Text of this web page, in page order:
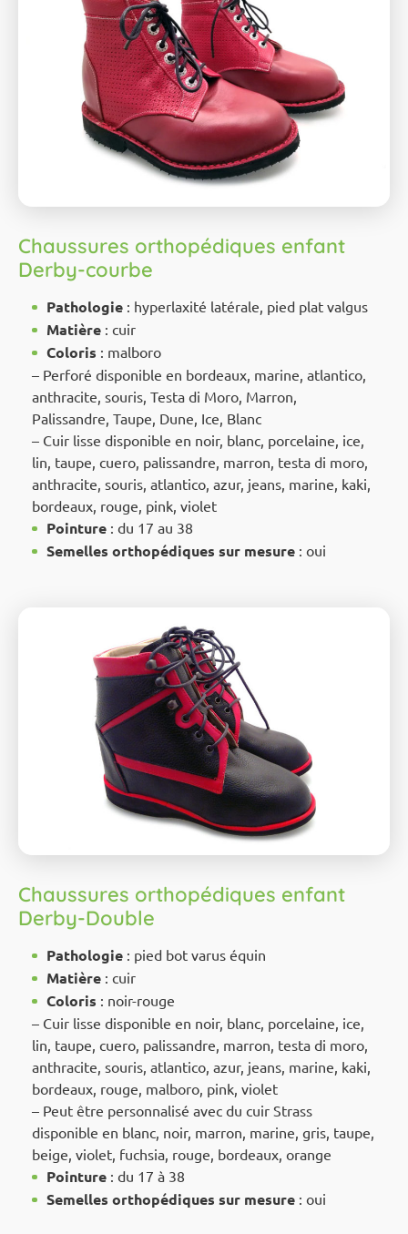
Chaussures orthopédiques enfant
Derby-courbe
Pathologie : hyperlaxité latérale, pied plat valgus
Matière : cuir
Coloris : malboro
– Perforé disponible en bordeaux, marine, atlantico,
anthracite, souris, Testa di Moro, Marron,
Palissandre, Taupe, Dune, Ice, Blanc
– Cuir lisse disponible en noir, blanc, porcelaine, ice,
lin, taupe, cuero, palissandre, marron, testa di moro,
anthracite, souris, atlantico, azur, jeans, marine, kaki,
bordeaux, rouge, pink, violet
Pointure : du 17 au 38
Semelles orthopédiques sur mesure : oui
Chaussures orthopédiques enfant
Derby-Double
Pathologie : pied bot varus équin
Matière : cuir
Coloris : noir-rouge
– Cuir lisse disponible en noir, blanc, porcelaine, ice,
lin, taupe, cuero, palissandre, marron, testa di moro,
anthracite, souris, atlantico, azur, jeans, marine, kaki,
bordeaux, rouge, malboro, pink, violet
– Peut être personnalisé avec du cuir Strass
disponible en blanc, noir, marron, marine, gris, taupe,
beige, violet, fuchsia, rouge, bordeaux, orange
Pointure : du 17 à 38
Semelles orthopédiques sur mesure : oui